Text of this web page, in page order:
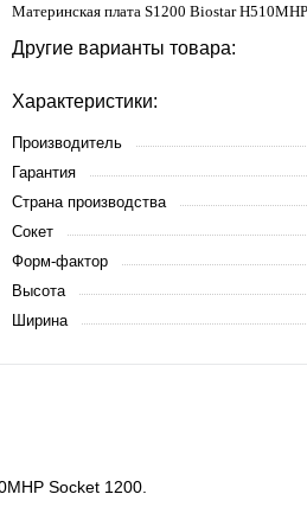
Материнская плата S1200 Biostar
Другие варианты товара:
Характеристики:
Производитель
Гарантия
Страна производства
Сокет
Форм-фактор
Высота
Ширина
Socket 1200.